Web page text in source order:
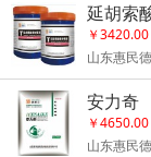
延胡索
￥3420.00
山东惠民
安力奇
￥4650.00
山东惠民